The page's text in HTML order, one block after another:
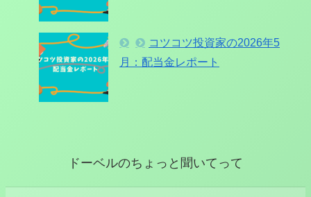
コツコツ投資家の2026年5
月：配当金レポート
ドーベルのちょっと聞いてって